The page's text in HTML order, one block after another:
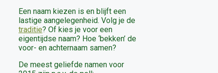
Een naam kiezen is en blijft een
lastige aangelegenheid. Volg je de
traditie? Of kies je voor een
eigentijdse naam? Hoe ‘bekken’ de
voor- en achternaam samen?
De meest geliefde namen voor